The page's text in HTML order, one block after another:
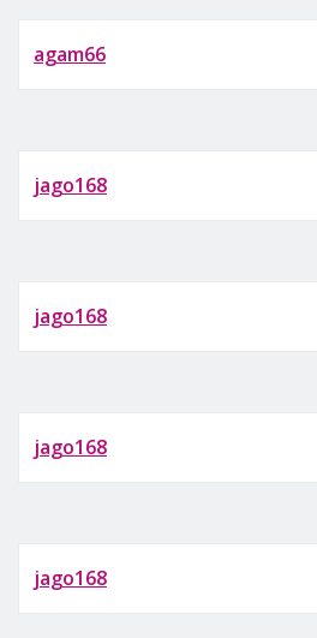
agam66
jago168
jago168
jago168
jago168